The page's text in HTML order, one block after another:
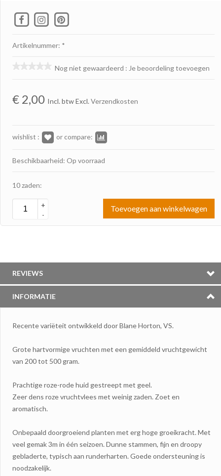
Artikelnummer: *
Nog niet gewaardeerd : Je beoordeling toevoegen
€ 2,00 Incl. btw Excl. Verzendkosten
wishlist : or compare:
Beschikbaarheid: Op voorraad
10 zaden:
+
-
Toevoegen aan winkelwagen
REVIEWS
INFORMATIE
Recente variëteit ontwikkeld door Blane Horton, VS.
Grote hartvormige vruchten met een gemiddeld vruchtgewicht
van 200 tot 500 gram.
Prachtige roze-rode huid gestreept met geel.
Zeer dens roze vruchtvlees met weinig zaden. Zoet en
aromatisch.
Onbepaald doorgroeiend planten met erg hoge groeikracht. Met
veel gemak 3m in één seizoen. Dunne stammen, fijn en droopy
gebladerte, typisch aan runderharten. Goede ondersteuning is
noodzakelijk.